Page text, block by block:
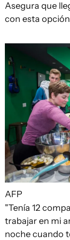
Asegura que
con esta
AFP
"Tenía 12
trabajar en mi
noche cuando